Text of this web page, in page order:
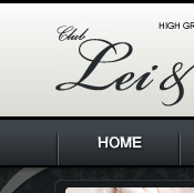
HIGH GRADE
イ＆マリア